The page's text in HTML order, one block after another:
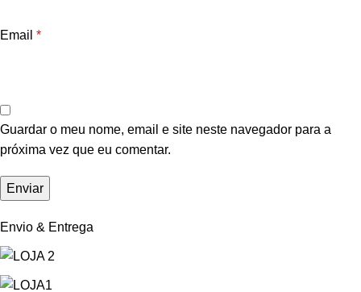
Email *
Guardar o meu nome, email e site neste navegador para a
próxima vez que eu comentar.
Envio & Entrega